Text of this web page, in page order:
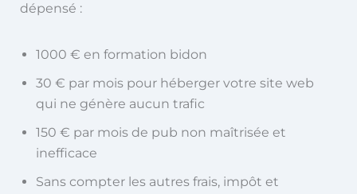
dépensé :
1000 € en formation bidon
30 € par mois pour héberger votre site web
qui ne génère aucun trafic
150 € par mois de pub non maîtrisée et
inefficace
Sans compter les autres frais, impôt et